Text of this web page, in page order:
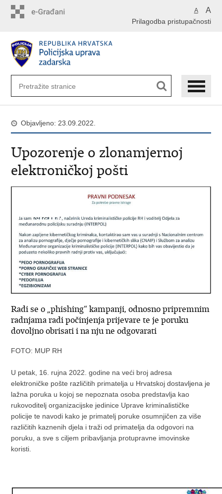
A A
Prilagodba pristupačnosti
Objavljeno: 23.09.2022.
Upozorenje o zlonamjernoj
elektroničkoj pošti
Radi se o „phishing“ kampanji, odnosno pripremnim
radnjama radi počinjenja prijevare te je poruku
dovoljno obrisati i na nju ne odgovarati
FOTO: MUP RH
U petak, 16. rujna 2022. godine na veći broj adresa
elektroničke pošte različitih primatelja u Hrvatskoj dostavljena je
lažna poruka u kojoj se nepoznata osoba predstavlja kao
rukovoditelj organizacijske jedinice Uprave kriminalističke
policije te navodi kako je primatelj poruke osumnjičen za više
različitih kaznenih djela i traži od primatelja da odgovori na
poruku, a sve s ciljem pribavljanja protupravne imovinske
koristi.